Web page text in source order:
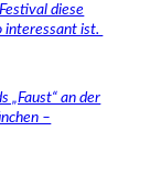
diese
interessant ist.
„Faust“ an der
–